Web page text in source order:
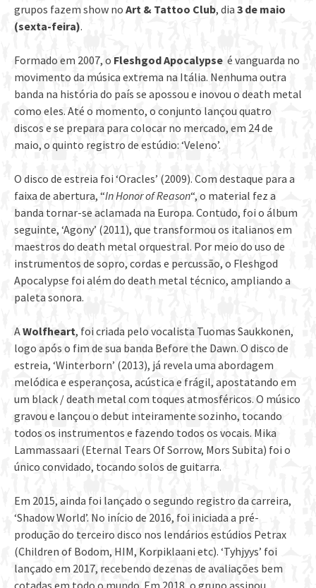
grupos fazem show no Art & Tattoo Club, dia 3 de maio
(sexta-feira).
Formado em 2007, o Fleshgod Apocalypse é vanguarda no
movimento da música extrema na Itália. Nenhuma outra
banda na história do país se apossou e inovou o death metal
como eles. Até o momento, o conjunto lançou quatro
discos e se prepara para colocar no mercado, em 24 de
maio, o quinto registro de estúdio: ‘Veleno’.
O disco de estreia foi ‘Oracles’ (2009). Com destaque para a
faixa de abertura, “In Honor of Reason“, o material fez a
banda tornar-se aclamada na Europa. Contudo, foi o álbum
seguinte, ‘Agony’ (2011), que transformou os italianos em
maestros do death metal orquestral. Por meio do uso de
instrumentos de sopro, cordas e percussão, o Fleshgod
Apocalypse foi além do death metal técnico, ampliando a
paleta sonora.
AWolfheart, foi criada pelo vocalista Tuomas Saukkonen,
logo após o fim de sua banda Before the Dawn. O disco de
estreia, ‘Winterborn’ (2013), já revela uma abordagem
melódica e esperançosa, acústica e frágil, apostatando em
um black / death metal com toques atmosféricos. O músico
gravou e lançou o debut inteiramente sozinho, tocando
todos os instrumentos e fazendo todos os vocais. Mika
Lammassaari (Eternal Tears Of Sorrow, Mors Subita) foi o
único convidado, tocando solos de guitarra.
Em 2015, ainda foi lançado o segundo registro da carreira,
‘Shadow World’. No início de 2016, foi iniciada a pré-
produção do terceiro disco nos lendários estúdios Petrax
(Children of Bodom, HIM, Korpiklaani etc). ‘Tyhjyys’ foi
lançado em 2017, recebendo dezenas de avaliações bem
cotadas em todo o mundo. Em 2018, o grupo assinou